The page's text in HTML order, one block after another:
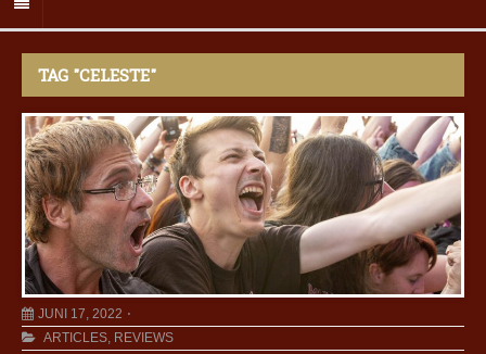
TAG "CELESTE"
JUNI 17, 2022
ARTICLES, REVIEWS